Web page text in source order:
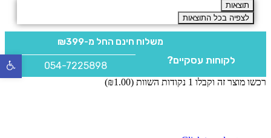
תוצאות
לצפיה בכל התוצאות
משלוח חינם החל מ-₪399
לקוחות עסקיים? 054-7225898
רכשו מוצר זה וקבלו 1 נקודות השוות ( ₪1.00
)
פתח